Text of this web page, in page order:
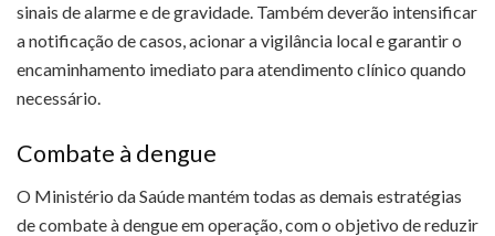
sinais de alarme e de gravidade. Também deverão intensificar
a notificação de casos, acionar a vigilância local e garantir o
encaminhamento imediato para atendimento clínico quando
necessário.
Combate à dengue
O Ministério da Saúde mantém todas as demais estratégias
de combate à dengue em operação, com o objetivo de reduzir